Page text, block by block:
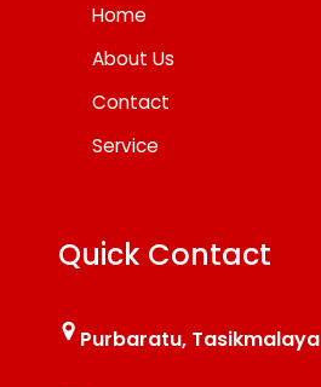
Home
About Us
Contact
Service
Quick Contact
Purbaratu, Tasikmalaya